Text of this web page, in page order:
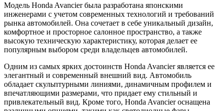
Модель Honda Avancier была разработана японскими
инженерами с учетом современных технологий и требований
рынка автомобилей. Она сочетает в себе уникальный дизайн,
комфортное и просторное салонное пространство, а также
высокую техническую характеристику, которая делает ее
популярным выбором среди владельцев автомобилей.
Одним из самых ярких достоинств Honda Avancier является ее
элегантный и современный внешний вид. Автомобиль
обладает скульптурными линиями, динамичным профилем и
впечатляющими размерами, что придает ему стильный и
привлекательный вид. Кроме того, Honda Avancier оснащена